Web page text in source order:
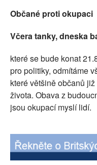
Občané proti okupaci
Včera tanky, dneska
které se bude konat
pro politiky, odmítáme
které většině občanů
života. Obava z
jsou okupací myslí lidí.